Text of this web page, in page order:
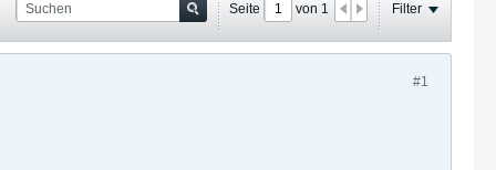
Seite von 1 Filter
#1